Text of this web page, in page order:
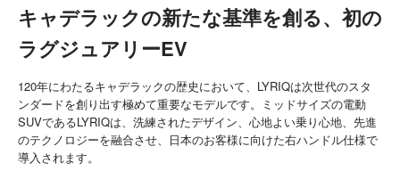
キャデラックの新たな基準を創る、初の
ラグジュアリーEV
120年にわたるキャデラックの歴史において、LYRIQは次世代のスタ
ンダードを創り出す極めて重要なモデルです。ミッドサイズの電動
SUVであるLYRIQは、洗練されたデザイン、心地よい乗り心地、先進
のテクノロジーを融合させ、日本のお客様に向けた右ハンドル仕様で
導入されます。